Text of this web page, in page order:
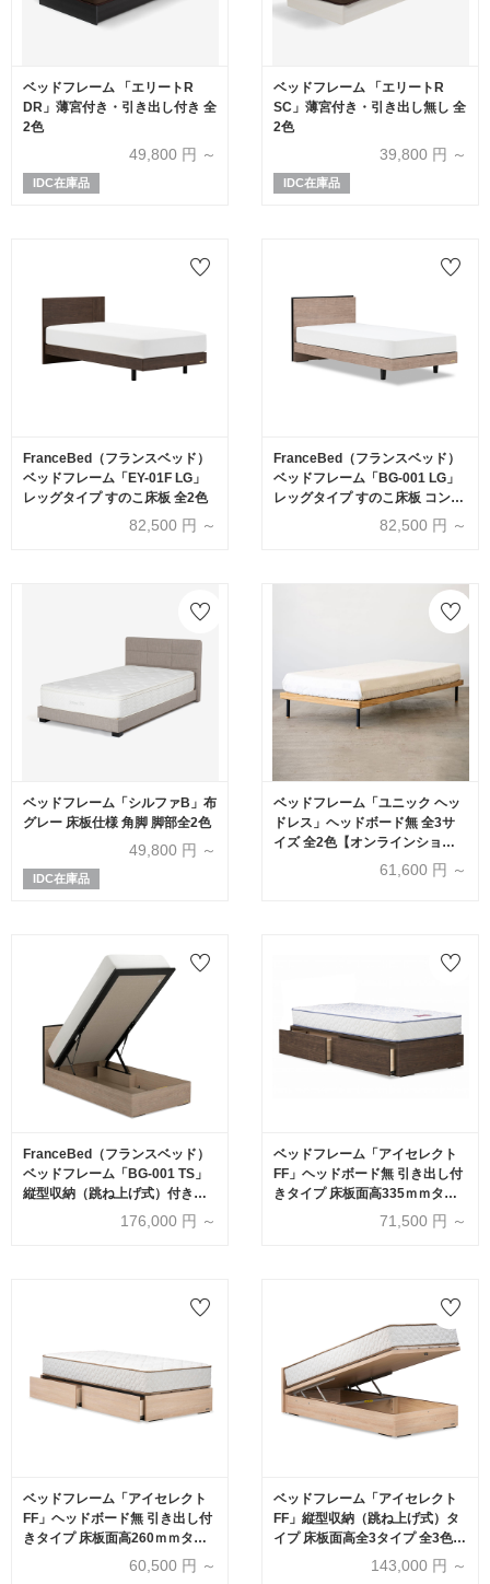
ベッドフレーム 「エリートR
DR」薄宮付き・引き出し付き 全
2色
49,800 円 ～
IDC在庫品
ベッドフレーム 「エリートR
SC」薄宮付き・引き出し無し 全
2色
39,800 円 ～
IDC在庫品
FranceBed（フランスベッド）
ベッドフレーム「EY-01F LG」
レッグタイプ すのこ床板 全2色
82,500 円 ～
FranceBed（フランスベッド）
ベッドフレーム「BG-001 LG」
レッグタイプ すのこ床板 コンセ
ント付き アッシュグレー色
82,500 円 ～
ベッドフレーム「シルファB」布
グレー 床板仕様 角脚 脚部全2色
49,800 円 ～
IDC在庫品
ベッドフレーム「ユニック ヘッ
ドレス」ヘッドボード無 全3サ
イズ 全2色【オンラインショッ
61,600 円 ～
FranceBed（フランスベッド）
ベッドフレーム「BG-001 TS」
縦型収納（跳ね上げ式）付きタ
イプ アッシュグレー色 収納深さ
176,000 円 ～
ベッドフレーム「アイセレクト
FF」ヘッドボード無 引き出し付
きタイプ 床板面高335ｍｍタイ
71,500 円 ～
ベッドフレーム「アイセレクト
FF」ヘッドボード無 引き出し付
きタイプ 床板面高260ｍｍタイ
60,500 円 ～
ベッドフレーム「アイセレクト
FF」縦型収納（跳ね上げ式）タ
イプ 床板面高全3タイプ 全3色(*
要マットレス重量確認)
143,000 円 ～